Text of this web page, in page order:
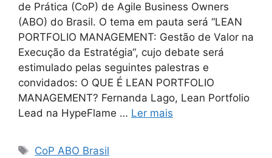
de Prática (CoP) de Agile Business Owners
(ABO) do Brasil. O tema em pauta será “LEAN
PORTFOLIO MANAGEMENT: Gestão de Valor na
Execução da Estratégia“, cujo debate será
estimulado pelas seguintes palestras e
convidados: O QUE É LEAN PORTFOLIO
MANAGEMENT? Fernanda Lago, Lean Portfolio
Lead na HypeFlame … Ler mais
CoP ABO Brasil